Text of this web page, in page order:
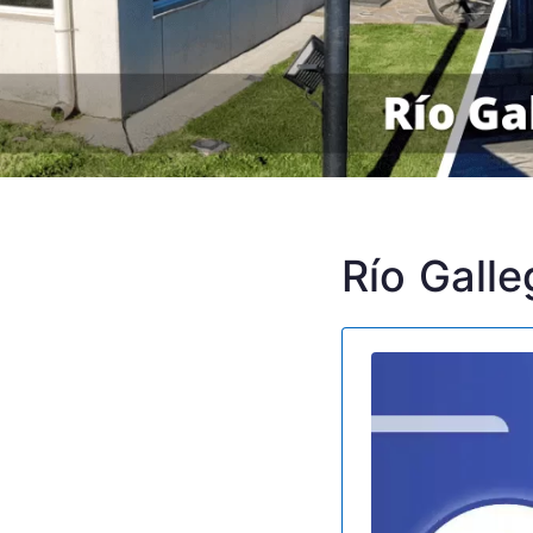
Río